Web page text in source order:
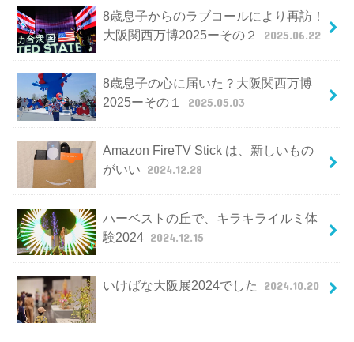
8歳息子からのラブコールにより再訪！
大阪関西万博2025ーその２
2025.06.22
8歳息子の心に届いた？大阪関西万博
2025ーその１
2025.05.03
Amazon FireTV Stick は、新しいもの
がいい 2024.12.28
ハーベストの丘で、キラキライルミ体
験2024 2024.12.15
いけばな大阪展2024でした 2024.10.20